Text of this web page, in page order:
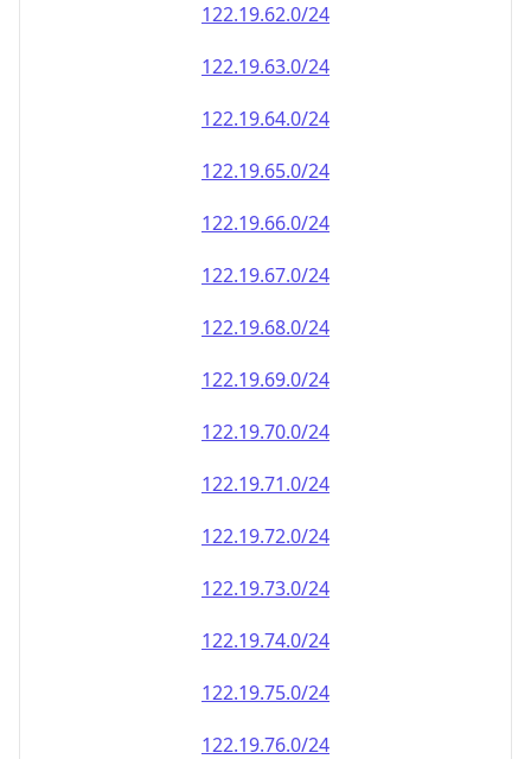
122.19.62.0/24
122.19.63.0/24
122.19.64.0/24
122.19.65.0/24
122.19.66.0/24
122.19.67.0/24
122.19.68.0/24
122.19.69.0/24
122.19.70.0/24
122.19.71.0/24
122.19.72.0/24
122.19.73.0/24
122.19.74.0/24
122.19.75.0/24
122.19.76.0/24